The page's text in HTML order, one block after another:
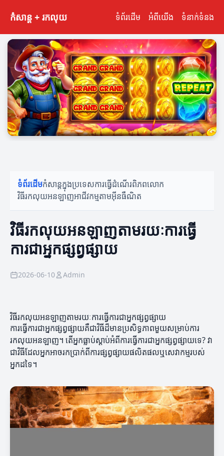
កំសាន្ត + រកលុយ ទំព័រដើម អំពីយើង ទំនាក់ទំនង
ទំព័រដើមកំសាន្តក្នុងប្រទេសការធ្វើដំណើរពិភពលោក
វិធីរកលុយអនឡាញអាជីវកម្មតាមអ៊ីនធឺណិត
វិធីរកលុយអនឡាញតាមរយៈការធ្វើ
ការជាអ្នកផ្សព្វផ្សាយ
2026-06-10 Admin
វិធីរកលុយអនឡាញតាមរយៈការធ្វើការជាអ្នកផ្សព្វផ្សាយ
ការធ្វើការជាអ្នកផ្សព្វផ្សាយគឺជាវិធីដ៏មានប្រសិទ្ធភាពមួយសម្រាប់ការ
រកលុយអនឡាញ។ តើអ្នកធ្លាប់ស្តាប់អំពីការធ្វើការជាអ្នកផ្សព្វផ្សាយទេ? វា
ជាវិធីដែលអ្នកអាចរកប្រាក់ពីការផ្សព្វផ្សាយផលិតផលឬសេវាកម្មរបស់
អ្នកដទៃ។